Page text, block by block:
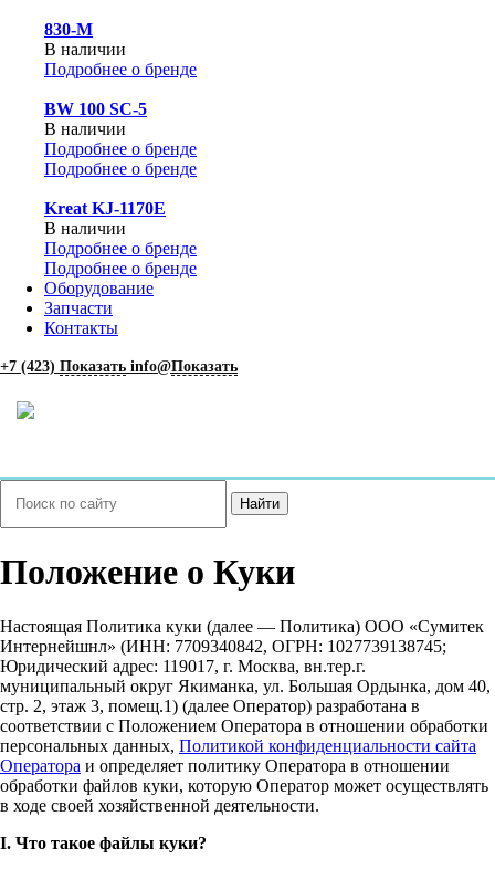
830-М
В наличии
Подробнее о бренде
BW 100 SC-5
В наличии
Подробнее о бренде
Подробнее о бренде
Kreat KJ-1170E
В наличии
Подробнее о бренде
Подробнее о бренде
Оборудование
Запчасти
Контакты
+7 (423) Показать info@Показать
Найти
Положение о Куки
Настоящая Политика куки (далее — Политика) ООО «Сумитек
Интернейшнл» (ИНН: 7709340842, ОГРН: 1027739138745;
Юридический адрес: 119017, г. Москва, вн.тер.г.
муниципальный округ Якиманка, ул. Большая Ордынка, дом 40,
стр. 2, этаж 3, помещ.1) (далее Оператор) разработана в
соответствии с Положением Оператора в отношении обработки
персональных данных, Политикой конфиденциальности сайта
Оператора и определяет политику Оператора в отношении
обработки файлов куки, которую Оператор может осуществлять
в ходе своей хозяйственной деятельности.
I. Что такое файлы куки?